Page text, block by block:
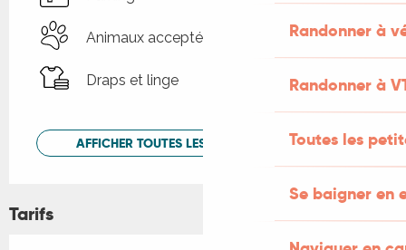
Randonner à
Randonner à
Toutes les
Se baigner en
Animaux acceptés
Draps et linge
AFFICHER TOUTES LES PRESTATIONS
Tarifs